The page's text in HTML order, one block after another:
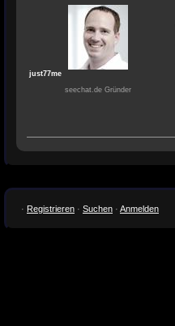
just77me
seechat.de Gründer
· Registrieren · Suchen · Anmelden